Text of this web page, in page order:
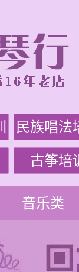
民族唱法
古筝培
音乐类